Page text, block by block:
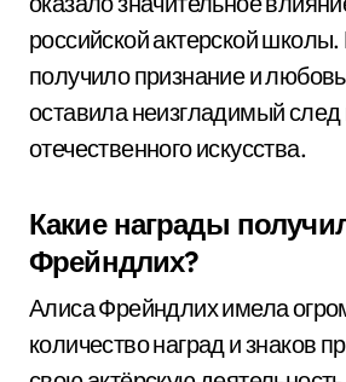
российской актерской
получило признание и
оставила неизгладимый след
отечественного искусства.
Какие награды
Фрейндлих?
Алиса Фрейндлих имела
количество наград и знаков